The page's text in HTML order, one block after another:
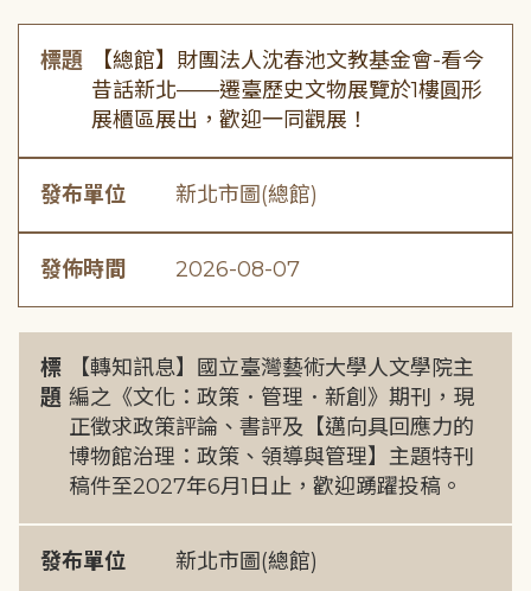
標題
【總館】財團法人沈春池文教基金會-看今
昔話新北——遷臺歷史文物展覽於1樓圓形
展櫃區展出，歡迎一同觀展！
發布單位 新北市圖(總館)
發佈時間 2026-08-07
標
題
【轉知訊息】國立臺灣藝術大學人文學院主
編之《文化：政策．管理．新創》期刊，現
正徵求政策評論、書評及【邁向具回應力的
博物館治理：政策、領導與管理】主題特刊
稿件至2027年6月1日止，歡迎踴躍投稿。
發布單位 新北市圖(總館)